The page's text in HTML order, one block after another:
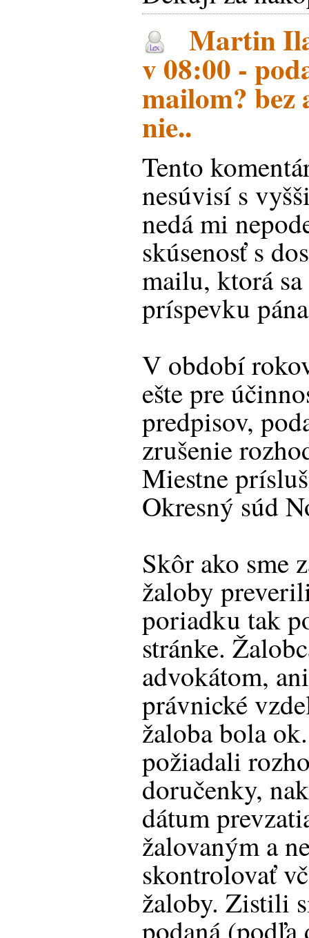
Martin
v 08:00 -
mailom? bez
nie..
Tento
nesúvisí s
nedá mi
skúsenosť s
mailu, ktorá sa
príspevku
V období
ešte pre
predpisov,
zrušenie
Miestne
Okresný súd
Skôr ako sme
žaloby
poriadku tak
stránke.
advokátom,
právnické
žaloba bola
požiadali
doručenky,
dátum
žalovaným a
skontrolovať
žaloby. Zistili
podaná